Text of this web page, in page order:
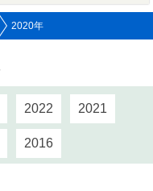
2020年
2022 2021
2016